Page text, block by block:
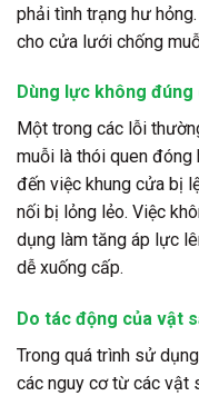
phải tình trạng hư
cho cửa lưới chống
Dùng lực không đúng
Một trong các lỗi
muỗi là thói quen
đến việc khung cửa bị
nối bị lỏng lẻo. Việc
dụng làm tăng áp lực
dễ xuống cấp.
Do tác động của vật
Trong quá trình sử
các nguy cơ từ các vật